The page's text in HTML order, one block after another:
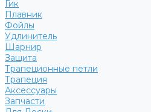
Гик
Плавник
Фойлы
Удлинитель
Шарнир
Защита
Трапеционные петли
Трапеция
Аксессуары
Запчасти